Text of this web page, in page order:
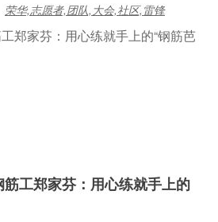
荣华,志愿者,团队,大会,社区,雷锋
筋工郑家芬：用心练就手上的